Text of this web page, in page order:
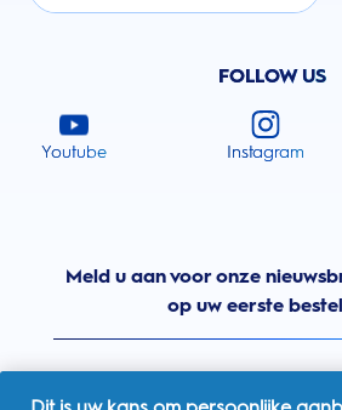
FOLLOW US
Youtube Instagram
Meld u aan voor onze
op uw eerste